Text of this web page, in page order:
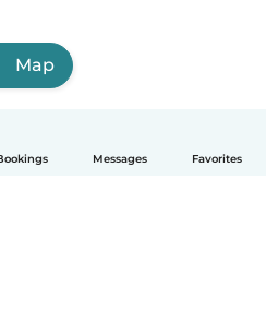
Messages Favorites
Map